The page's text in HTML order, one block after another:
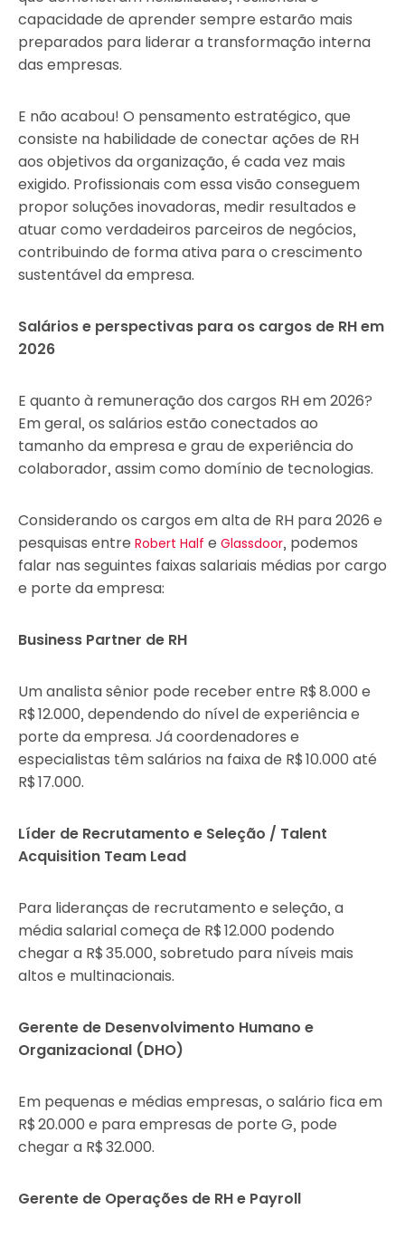
capacidade de aprender sempre estarão mais
preparados para liderar a transformação interna
das empresas.
E não acabou! O pensamento estratégico, que
consiste na habilidade de conectar ações de RH
aos objetivos da organização, é cada vez mais
exigido. Profissionais com essa visão conseguem
propor soluções inovadoras, medir resultados e
atuar como verdadeiros parceiros de negócios,
contribuindo de forma ativa para o crescimento
sustentável da empresa.
Salários e perspectivas para os cargos de RH em
2026
E quanto à remuneração dos cargos RH em 2026?
Em geral, os salários estão conectados ao
tamanho da empresa e grau de experiência do
colaborador, assim como domínio de tecnologias.
Considerando os cargos em alta de RH para 2026 e
pesquisas entre Robert Half e Glassdoor, podemos
falar nas seguintes faixas salariais médias por cargo
e porte da empresa:
Business Partner de RH
Um analista sênior pode receber entre R$ 8.000 e
R$ 12.000, dependendo do nível de experiência e
porte da empresa. Já coordenadores e
especialistas têm salários na faixa de R$ 10.000 até
R$ 17.000.
Líder de Recrutamento e Seleção / Talent
Acquisition Team Lead
Para lideranças de recrutamento e seleção, a
média salarial começa de R$ 12.000 podendo
chegar a R$ 35.000, sobretudo para níveis mais
altos e multinacionais.
Gerente de Desenvolvimento Humano e
Organizacional (DHO)
Em pequenas e médias empresas, o salário fica em
R$ 20.000 e para empresas de porte G, pode
chegar a R$ 32.000.
Gerente de Operações de RH e Payroll